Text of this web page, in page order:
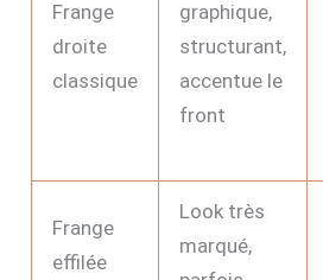
Frange
droite
classique
graphique,
structurant,
accentue le
front
Frange
effilée
Look très
marqué,